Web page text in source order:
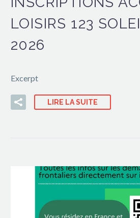
LOISIRS 123
2026
Excerpt
LIRE LA SUITE